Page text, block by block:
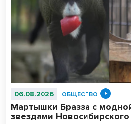
06.08.2026 ОБЩЕСТВО
Мартышки Бразза с
звездами Новосибирского